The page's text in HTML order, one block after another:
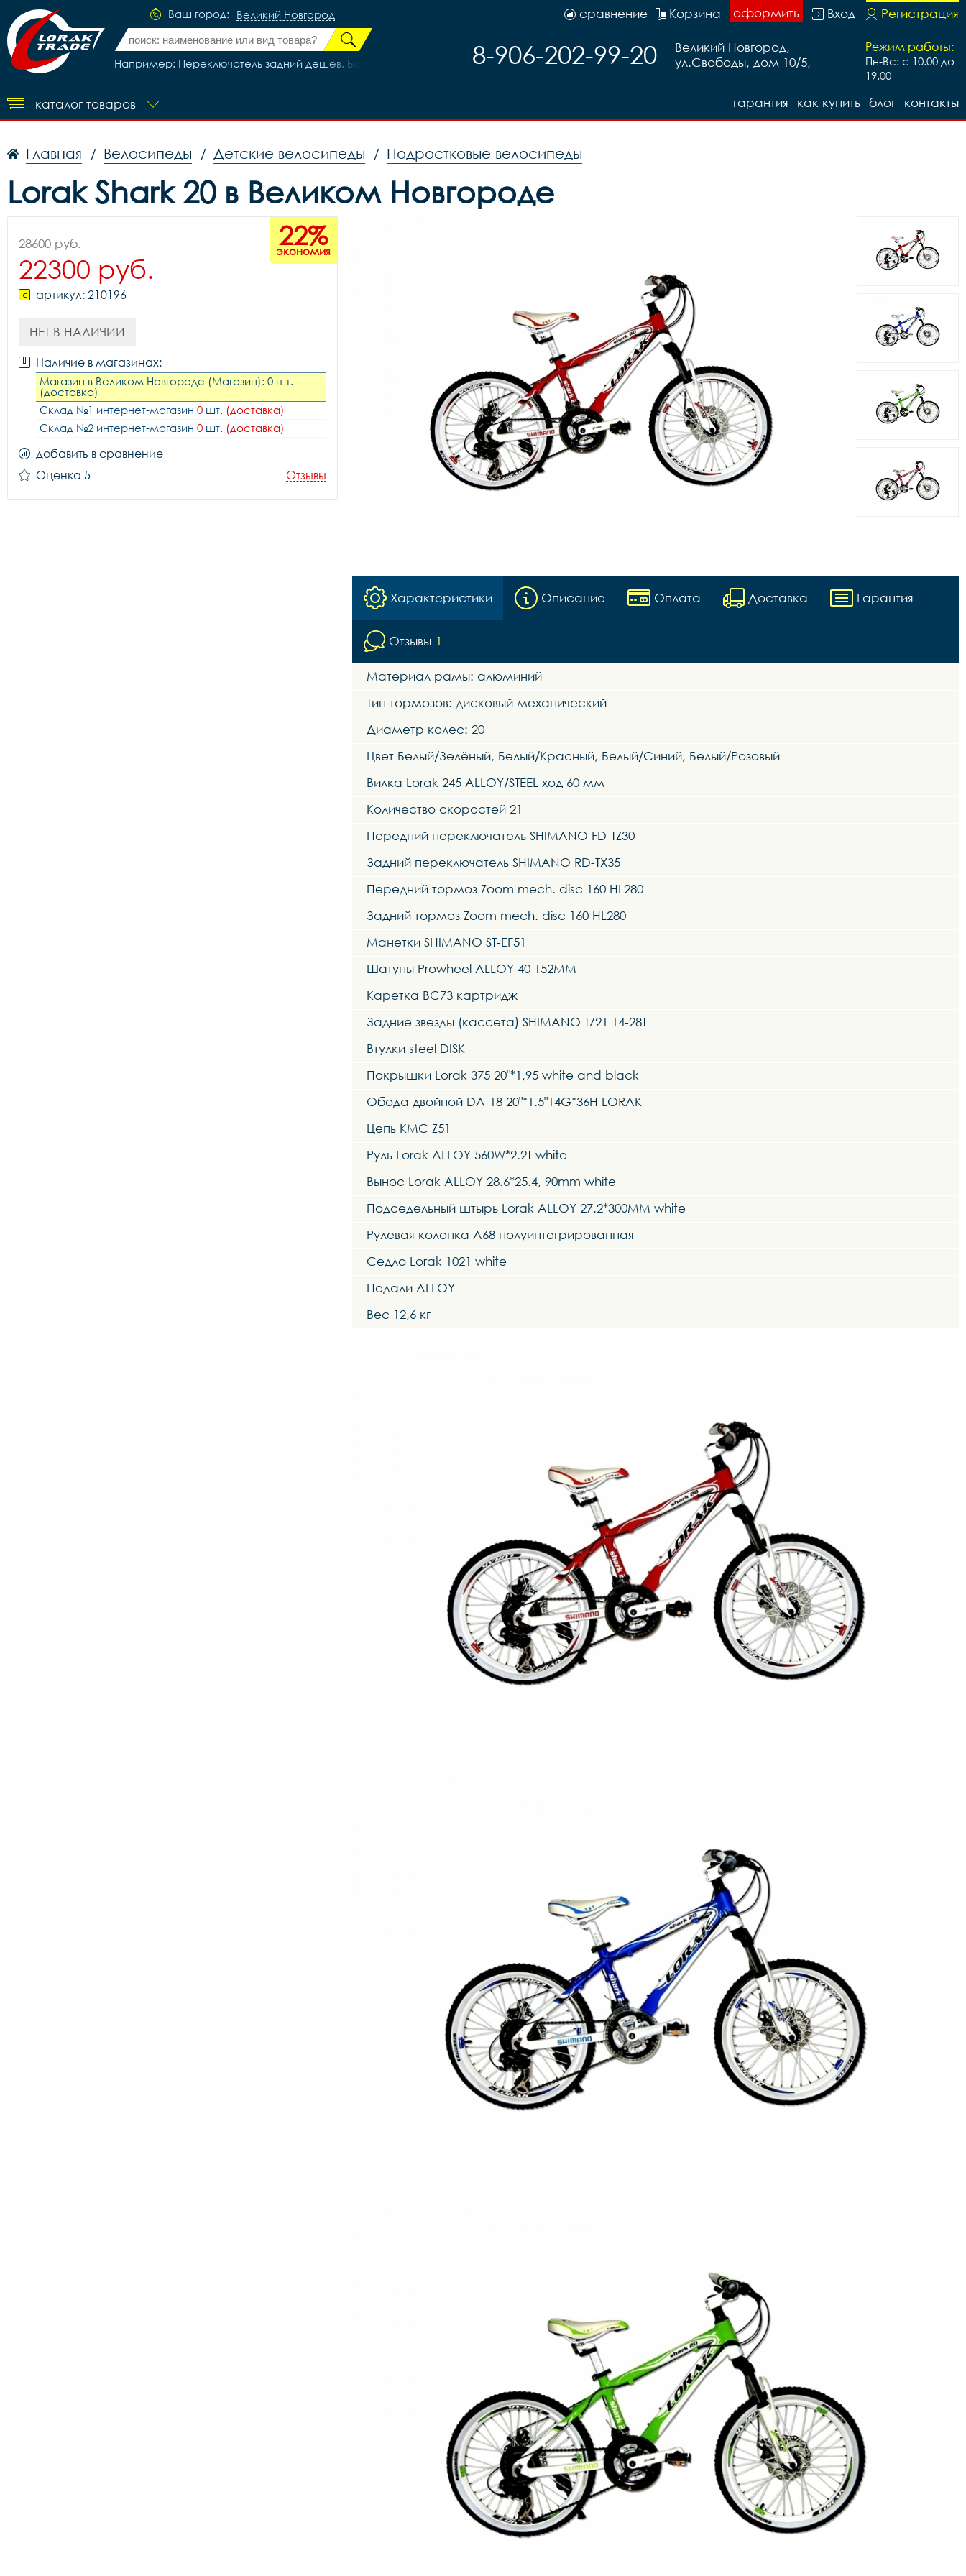
Ваш город: Великий Новгород
Например: Переключатель задний дешев. Болт PJ-067
Регистрация
Вход
оформить
Корзина
сравнение
Режим работы:
Пн-Вс: с 10.00 до
19.00
Великий Новгород,
ул.Свободы, дом 10/5,
8-906-202-99-20
каталог товаров контакты
блог
как купить
гарантия
Главная / Велосипеды / Детские велосипеды / Подростковые велосипеды
Lorak Shark 20 в Великом Новгороде
22%
экономия
28600 руб.
22300 руб.
артикул: 210196
НЕТ В НАЛИЧИИ
Наличие в магазинах:
Магазин в Великом Новгороде (Магазин): 0 шт.
(доставка)
Склад №1 интернет-магазин 0 шт. (доставка)
Склад №2 интернет-магазин 0 шт. (доставка)
добавить в сравнение
Оценка 5
Отзывы
Характеристики Описание Оплата Доставка Гарантия
Отзывы 1
Материал рамы: алюминий
Тип тормозов: дисковый механический
Диаметр колес: 20
Цвет Белый/Зелёный, Белый/Красный, Белый/Синий, Белый/Розовый
Вилка Lorak 245 ALLOY/STEEL ход 60 мм
Количество скоростей 21
Передний переключатель SHIMANO FD-TZ30
Задний переключатель SHIMANO RD-TX35
Передний тормоз Zoom mech. disc 160 HL280
Задний тормоз Zoom mech. disc 160 HL280
Манетки SHIMANO ST-EF51
Шатуны Prowheel ALLOY 40 152MM
Каретка BC73 картридж
Задние звезды (кассета) SHIMANO TZ21 14-28T
Втулки steel DISK
Покрышки Lorak 375 20"*1,95 white and black
Обода двойной DA-18 20"*1.5"14G*36H LORAK
Цепь KMC Z51
Руль Lorak ALLOY 560W*2.2T white
Вынос Lorak ALLOY 28.6*25.4, 90mm white
Подседельный штырь Lorak ALLOY 27.2*300MM white
Рулевая колонка A68 полуинтегрированная
Седло Lorak 1021 white
Педали ALLOY
Вес 12,6 кг